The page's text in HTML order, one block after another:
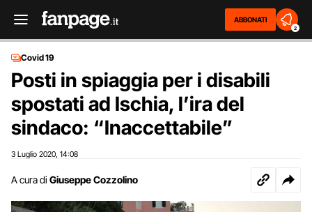
ABBONATI
2
Covid 19
Posti in spiaggia per i disabili
spostati ad Ischia, l’ira del
sindaco: “Inaccettabile”
3 Luglio 2020 14:08
A cura di Giuseppe Cozzolino